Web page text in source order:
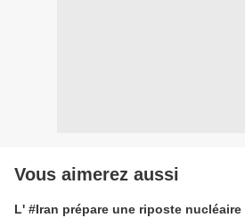
Vous aimerez aussi
L' #Iran prépare une riposte nucléaire